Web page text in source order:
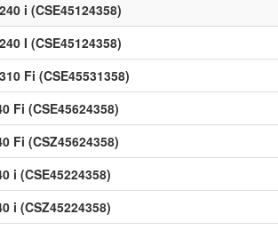
i (CSE45124358)
I (CSE45124358)
Fi (CSE45531358)
Fi (CSE45624358)
Fi (CSZ45624358)
i (CSE45224358)
i (CSZ45224358)